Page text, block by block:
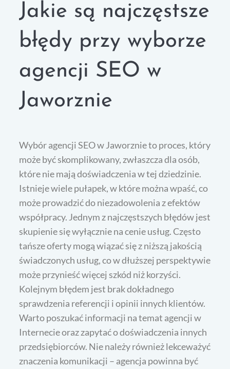
Jakie są najczęstsze
błędy przy wyborze
agencji SEO w
Jaworznie
Wybór agencji SEO w Jaworznie to proces, który
może być skomplikowany, zwłaszcza dla osób,
które nie mają doświadczenia w tej dziedzinie.
Istnieje wiele pułapek, w które można wpaść, co
może prowadzić do niezadowolenia z efektów
współpracy. Jednym z najczęstszych błędów jest
skupienie się wyłącznie na cenie usług. Często
tańsze oferty mogą wiązać się z niższą jakością
świadczonych usług, co w dłuższej perspektywie
może przynieść więcej szkód niż korzyści.
Kolejnym błędem jest brak dokładnego
sprawdzenia referencji i opinii innych klientów.
Warto poszukać informacji na temat agencji w
Internecie oraz zapytać o doświadczenia innych
przedsiębiorców. Nie należy również lekceważyć
znaczenia komunikacji – agencja powinna być